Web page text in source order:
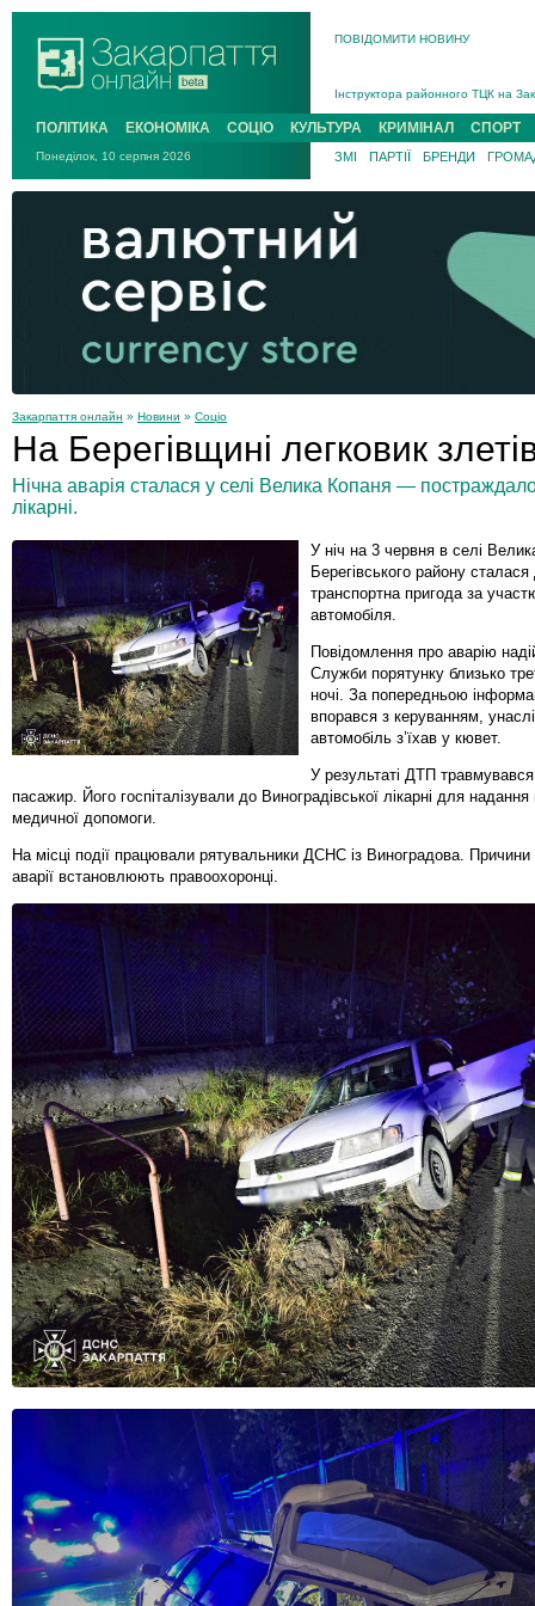
ПОВІДОМИТИ НОВИНУ
Інструктора районного ТЦК на
В Ужгороді попрощаються із
В Ужгороді 5 серпня
Підтвердили загибель
ПОЛІТИКА ЕКОНОМІКА СОЦІО КУЛЬТУРА КРИМІНАЛ СПОРТ
Понеділок, 10 серпня 2026 ЗМІ ПАРТІЇ БРЕНДИ
Закарпаття онлайн » Новини » Соціо
На Берегівщині легковик
Нічна аварія сталася у селі Велика Копаня —
лікарні.
У ніч на 3 червня в селі
Берегівського району
транспортна пригода за
автомобіля.
Повідомлення про аварію
Служби порятунку близько
ночі. За попередньою
впорався з керуванням,
автомобіль з’їхав у кювет.
У результаті ДТП травмувався
пасажир. Його госпіталізували до Виноградівської лікарні для надання
медичної допомоги.
На місці події працювали рятувальники ДСНС із Виноградова. Причини
аварії встановлюють правоохоронці.